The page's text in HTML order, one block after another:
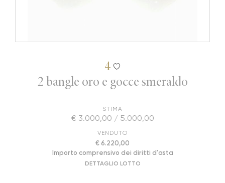
4
2 bangle oro e gocce smeraldo
STIMA
€ 3.000,00 / 5.000,00
VENDUTO
€ 6.220,00
Importo comprensivo dei diritti d'asta
DETTAGLIO LOTTO